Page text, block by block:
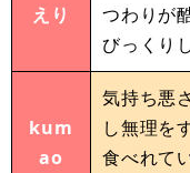
えり
つわりが
びっくり
kum
ao
気持ち悪
し無理を
食べれて